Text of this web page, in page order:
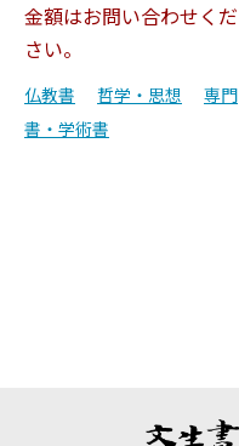
金額はお問い合わせくだ
さい。
仏教書 哲学・思想
専門
書・学術書